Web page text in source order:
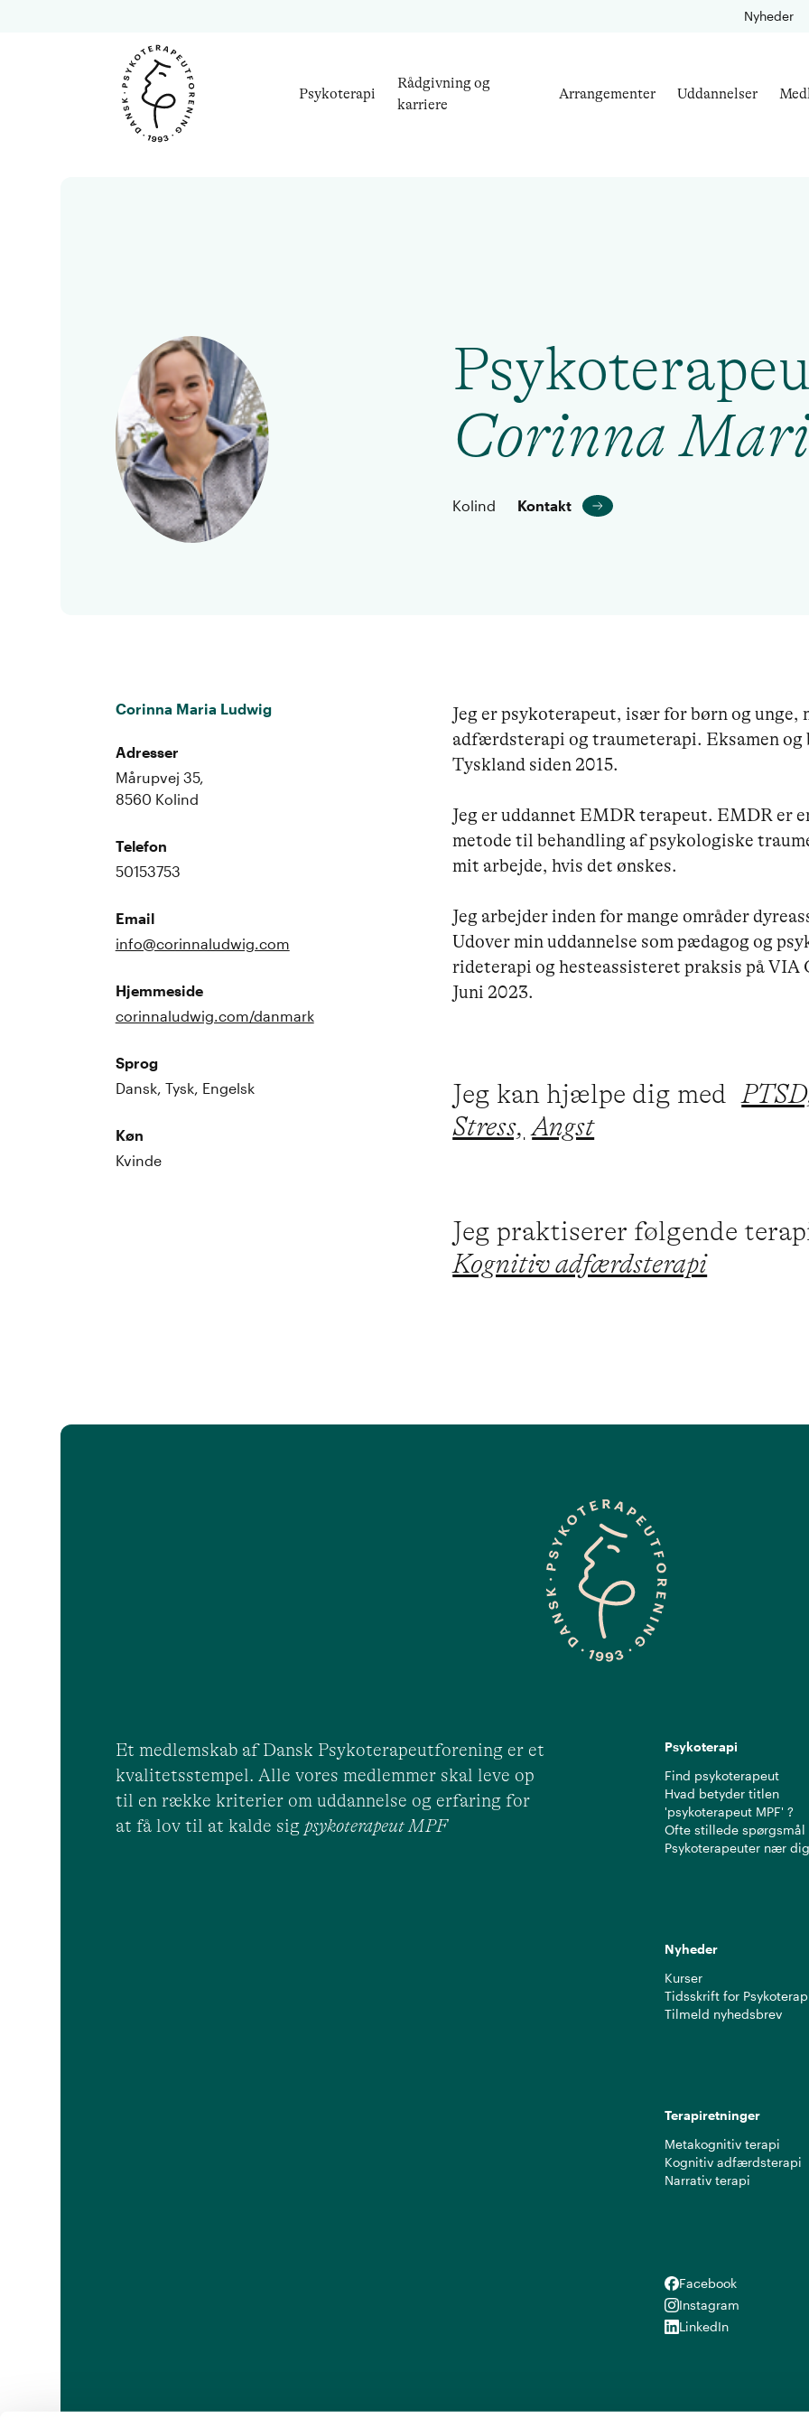
Nyheder
Psykoterapi
Rådgivning og
karriere
Arrangementer Uddannelser
Corinna
Kolind Kontakt
Corinna Maria Ludwig
Adresser
Mårupvej 35,
8560 Kolind
Telefon
50153753
Email
info@corinnaludwig.com
Hjemmeside
corinnaludwig.com/danmark
Sprog
Dansk, Tysk, Engelsk
Køn
Kvinde
Jeg er psykoterapeut, især for børn og unge,
adfærdsterapi og traumeterapi. Eksamen
Tyskland siden 2015.
Jeg er uddannet EMDR terapeut. EMDR er
metode til behandling af psykologiske
mit arbejde, hvis det ønskes.
Jeg arbejder inden for mange områder
Udover min uddannelse som pædagog og
rideterapi og hesteassisteret praksis på
Juni 2023.
Jeg kan hjælpe dig med
Stress, Angst
Jeg praktiserer følgende
Kognitiv adfærdsterapi
Et medlemskab af Dansk Psykoterapeutforening er et
kvalitetsstempel. Alle vores medlemmer skal leve op
til en række kriterier om uddannelse og erfaring for
at få lov til at kalde sig psykoterapeut MPF
Psykoterapi
Find psykoterapeut
Hvad betyder titlen
'psykoterapeut MPF' ?
Ofte stillede spørgsmål
Psykoterapeuter nær dig
Nyheder
Kurser
Tidsskrift for
Tilmeld nyhedsbrev
Terapiretninger
Metakognitiv terapi
Kognitiv adfærdsterapi
Narrativ terapi
Facebook
Facebook
Instagram
Instagram
LinkedIn
LinkedIn